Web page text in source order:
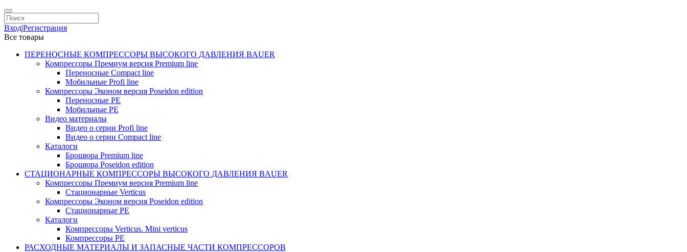
Вход|Регистрация
Все товары
ПЕРЕНОСНЫЕ КОМПРЕССОРЫ ВЫСОКОГО ДАВЛЕНИЯ BAUER
Компрессоры Премиум версия Premium line
Переносные Compact line
Мобильные Profi line
Компрессоры Эконом версия Poseidon edition
Переносные PE
Мобильные PE
Видео материалы
Видео о серии Profi line
Видео о серии Compact line
Каталоги
Брошюра Premium line
Брошюра Poseidon edition
СТАЦИОНАРНЫЕ КОМПРЕССОРЫ ВЫСОКОГО ДАВЛЕНИЯ BAUER
Компрессоры Премиум версия Premium line
Стационарные Verticus
Компрессоры Эконом версия Poseidon edition
Стационарные PE
Каталоги
Компрессоры Verticus. Mini verticus
Компрессоры PE
РАСХОДНЫЕ МАТЕРИАЛЫ И ЗАПАСНЫЕ ЧАСТИ КОМПРЕССОРОВ